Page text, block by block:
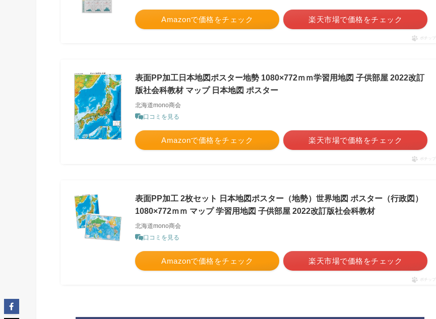
Amazonで価格をチェック 楽天市場で価格をチェック
ポチップ
表面PP加工日本地図ポスター地勢 1080×772ｍｍ学習用地図 子供部屋 2022改訂
版社会科教材 マップ 日本地図 ポスター
北海道mono商会
口コミを見る
Amazonで価格をチェック 楽天市場で価格をチェック
ポチップ
表面PP加工 2枚セット 日本地図ポスター（地勢）世界地図 ポスター（行政図）
1080×772ｍｍ マップ 学習用地図 子供部屋 2022改訂版社会科教材
北海道mono商会
口コミを見る
Amazonで価格をチェック 楽天市場で価格をチェック
ポチップ